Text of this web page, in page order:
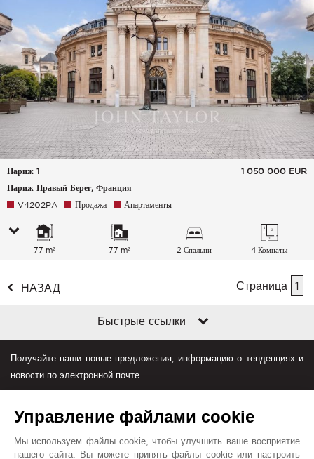
Париж 1
Париж Правый Берег, Франция
1 050 000 EUR
V4202PA Продажа Апартаменты
77 m² 77 m² 2 Спальни 4 Комнаты
НАЗАД Страница 1
Быстрые ссылки
Получайте наши новые предложения, информацию о тенденциях и
новости по электронной почте
Управление файлами cookie
Мы используем файлы cookie, чтобы улучшить ваше восприятие
нашего сайта. Вы можете принять файлы cookie или настроить